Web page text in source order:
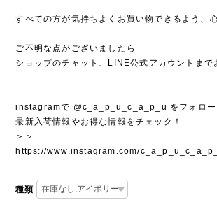
すべての方が気持ちよくお買い物できるよう、
ご不明な点がございましたら
ショップのチャット、LINE公式アカウントまで
instagramで @c_a_p_u_c_a_p_u をフォロー
最新入荷情報やお得な情報をチェック！
＞＞
https://www.instagram.com/
種類